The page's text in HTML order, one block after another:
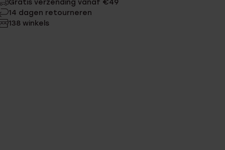
Gratis verzending vanaf €49
14 dagen retourneren
138 winkels